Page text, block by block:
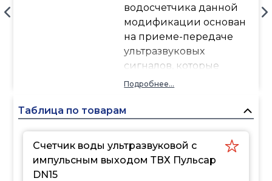
водосчетчика данной
модификации основан
на приеме-передаче
ультразвуковых
сигналов, которые
проходят через поток
Прибор может
организации
индивидуального учета
водопотребления в
Подробнее...
Таблица по товарам
Счетчик воды ультразвуковой с
импульсным выходом ТВХ Пульсар
DN15